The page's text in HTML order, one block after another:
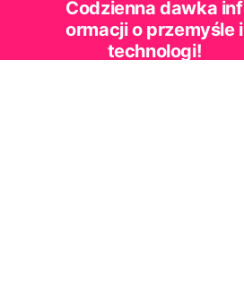
Codzienna dawka inf
ormacji o przemyśle i
technologi!